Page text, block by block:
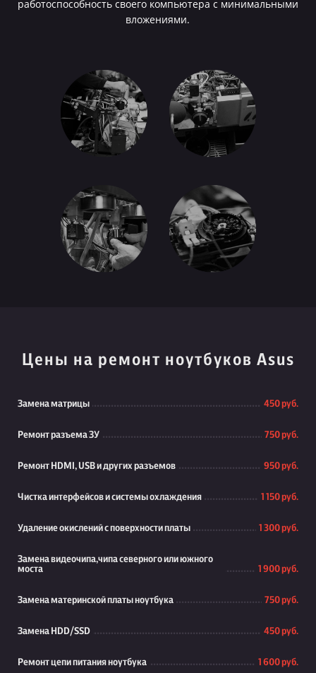
работоспособность своего компьютера с минимальными
вложениями.
Цены на ремонт ноутбуков Asus
Замена матрицы 450 руб.
Ремонт разъема ЗУ 750 руб.
Ремонт HDMI, USB и других разъемов 950 руб.
Чистка интерфейсов и системы охлаждения 1 150 руб.
Удаление окислений с поверхности платы 1 300 руб.
Замена видеочипа,чипа северного или южного
моста
1 900 руб.
Замена материнской платы ноутбука 750 руб.
Замена HDD/SSD 450 руб.
Ремонт цепи питания ноутбука 1 600 руб.